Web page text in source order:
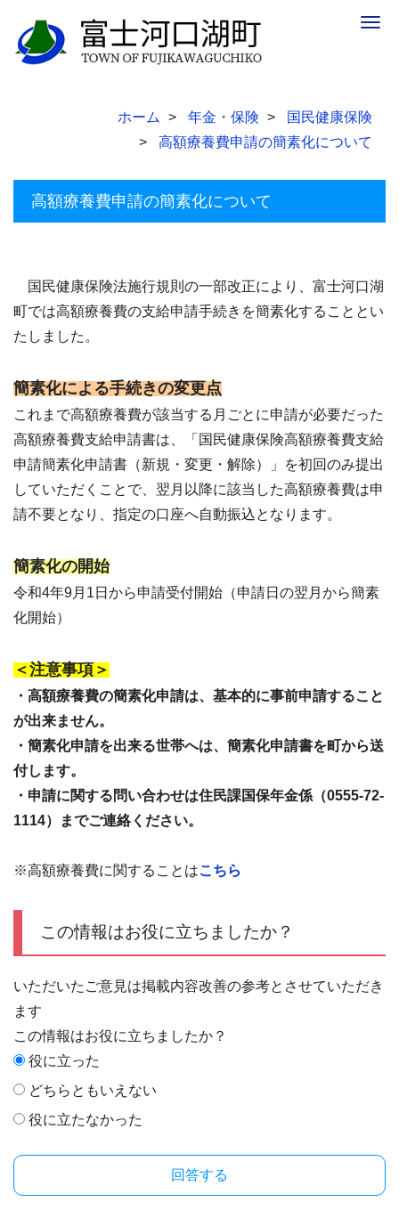
ホーム 年金・保険
国民健康保険
高額療養費申請の簡素化について
高額療養費申請の簡素化について
国民健康保険法施行規則の一部改正により、富士河口湖
町では高額療養費の支給申請手続きを簡素化することとい
たしました。
簡素化による手続きの変更点
これまで高額療養費が該当する月ごとに申請が必要だった
高額療養費支給申請書は、「国民健康保険高額療養費支給
申請簡素化申請書（新規・変更・解除）」を初回のみ提出
していただくことで、翌月以降に該当した高額療養費は申
請不要となり、指定の口座へ自動振込となります。
簡素化の開始
令和4年9月1日から申請受付開始（申請日の翌月から簡素
化開始）
＜注意事項＞
・高額療養費の簡素化申請は、基本的に事前申請すること
が出来ません。
・簡素化申請を出来る世帯へは、簡素化申請書を町から送
付します。
・申請に関する問い合わせは住民課国保年金係（0555-72-
1114）までご連絡ください。
※高額療養費に関することはこちら
この情報はお役に立ちましたか？
いただいたご意見は掲載内容改善の参考とさせていただき
ます
この情報はお役に立ちましたか？
役に立った
どちらともいえない
役に立たなかった